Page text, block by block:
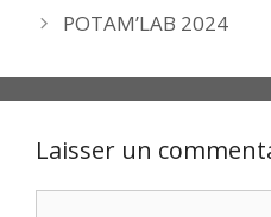
POTAM’LAB 2024
Laisser un